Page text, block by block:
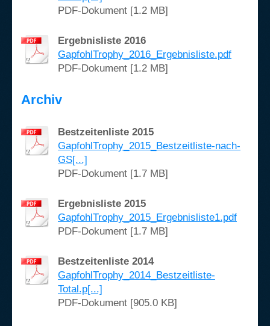
PDF-Dokument [1.2 MB]
Ergebnisliste 2016
GapfohlTrophy_2016_Ergebnisliste.pdf
PDF-Dokument [1.2 MB]
Archiv
Bestzeitenliste 2015
GapfohlTrophy_2015_Bestzeitliste-nach-
GS[...]
PDF-Dokument [1.7 MB]
Ergebnisliste 2015
GapfohlTrophy_2015_Ergebnisliste1.pdf
PDF-Dokument [1.7 MB]
Bestzeitenliste 2014
GapfohlTrophy_2014_Bestzeitliste-
Total.p[...]
PDF-Dokument [905.0 KB]